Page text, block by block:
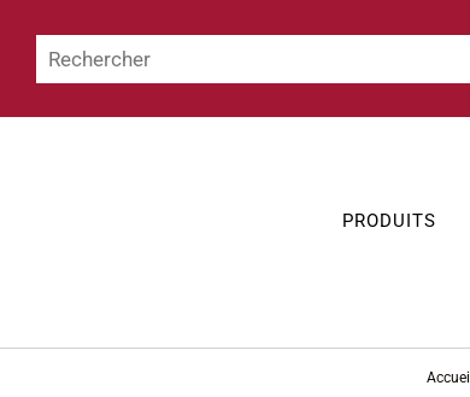
PRODUITS
Accueil